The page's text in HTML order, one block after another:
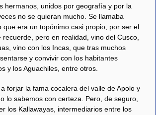
hermanos, unidos por geografía y por la
no se quieran mucho. Se llamaba
que era un topónimo casi propio, por ser el
recuerde, pero en realidad, vino del Cusco,
vino con los Incas, que tras muchos
y convivir con los habitantes
y los Aguachiles, entre otros.
forjar la fama cocalera del valle de Apolo y
lo sabemos con certeza. Pero, de seguro,
los Kallawayas, intermediarios entre los